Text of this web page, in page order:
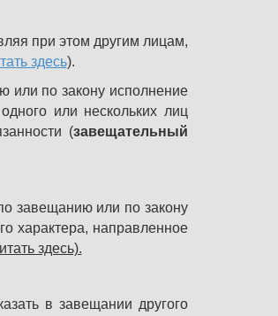
при этом другим лицам,
здесь).
или по закону исполнение
или нескольких лиц
(завещательный
завещанию или по закону
характера, направленное
здесь).
в завещании другого